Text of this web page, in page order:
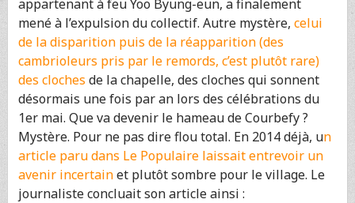
appartenant à feu Yoo Byung-eun, a finalement
mené à l’expulsion du collectif. Autre mystère, celui
de la disparition puis de la réapparition (des
cambrioleurs pris par le remords, c’est plutôt rare)
des cloches de la chapelle, des cloches qui sonnent
désormais une fois par an lors des célébrations du
1er mai. Que va devenir le hameau de Courbefy ?
Mystère. Pour ne pas dire flou total. En 2014 déjà, un
article paru dans Le Populaire laissait entrevoir un
avenir incertainet plutôt sombre pour le village. Le
journaliste concluait son article ainsi :